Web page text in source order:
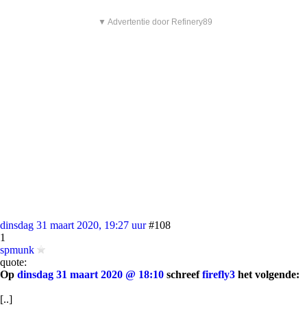
▼ Advertentie door Refinery89
dinsdag 31 maart 2020, 19:27 uur #108
1
spmunk
quote:
Op dinsdag 31 maart 2020 @ 18:10 schreeffirefly3 het volgende:
[..]